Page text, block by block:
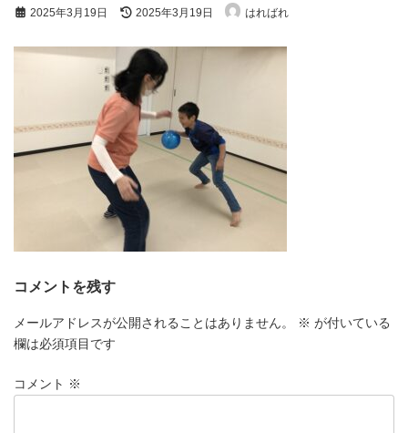
2025年3月19日
最
新
時
:
2025年3月19日 はればれ
コメントを残す
メールアドレスが公開されることはありません。 ※ が付いている
欄は必須項目です
コメント ※